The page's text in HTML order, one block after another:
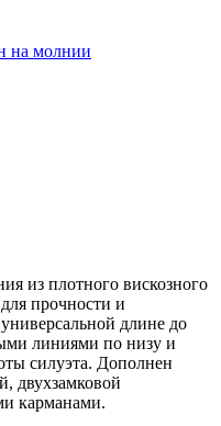
из плотного вискозного
прочности и
длине до
линиями по низу и
силуэта. Дополнен
двухзамковой
карманами.